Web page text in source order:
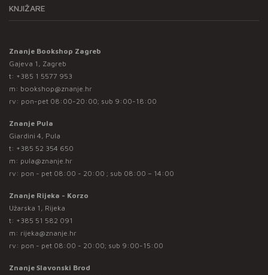
KNJIŽARE
Znanje Bookshop Zagreb
Gajeva 1, Zagreb
t: +385 1 5577 953
m: bookshop@znanje.hr
rv: pon-pet 08:00-20:00; sub 9:00-18:00
Znanje Pula
Giardini 4, Pula
t: +385 52 354 650
m: pula@znanje.hr
rv: pon - pet 08:00 - 20:00 ; sub 08:00 – 14:00
Znanje Rijeka - Korzo
Užarska 1, Rijeka
t: +385 51 582 091
m: rijeka@znanje.hr
rv: pon - pet 08:00 - 20:00; sub 9:00-15:00
Znanje Slavonski Brod